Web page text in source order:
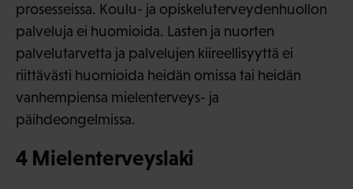
prosesseissa. Koulu- ja opiskeluterveydenhuollon
palveluja ei huomioida. Lasten ja nuorten
palvelutarvetta ja palvelujen kiireellisyyttä ei
riittävästi huomioida heidän omissa tai heidän
vanhempiensa mielenterveys- ja
päihdeongelmissa.
4 Mielenterveyslaki